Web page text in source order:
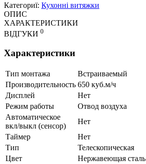
Категориї: Кухонні витяжки
ОПИС
ХАРАКТЕРИСТИКИ
ВІДГУКИ 0
Характеристики
Тип монтажа
Встраиваемый
Производительность 650 куб.м/ч
Дисплей
Нет
Режим работы
Отвод воздуха
Автоматическое
вкл/выкл (сенсор)
Нет
Таймер
Нет
Тип
Телескопическая
Цвет
Нержавеющая сталь